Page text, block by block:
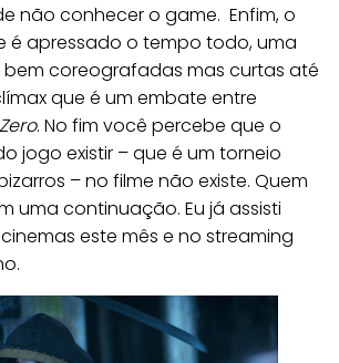
não conhecer o game. Enfim, o
é apressado o tempo todo, uma
bem coreografadas mas curtas até
que é um embate entre
. No fim você percebe que o
jogo existir – que é um torneio
– no filme não existe. Quem
uma continuação. Eu já assisti
este mês e no streaming